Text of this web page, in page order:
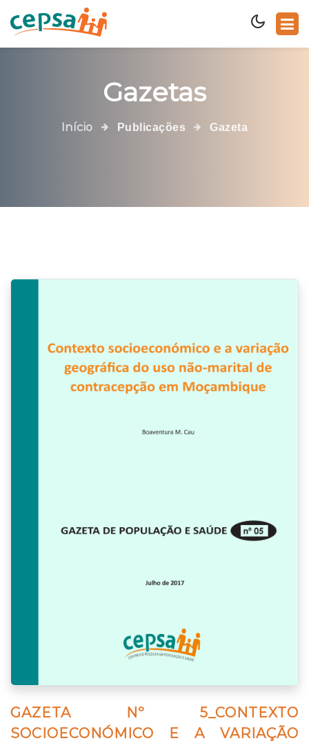
Gazetas
Início Publicações Gazeta
GAZETA Nº 5_CONTEXTO
SOCIOECONÓMICO E A VARIAÇÃO